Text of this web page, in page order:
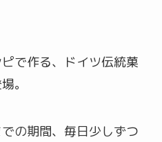
で作る、ドイツ伝統菓
。
の期間、毎日少しずつ